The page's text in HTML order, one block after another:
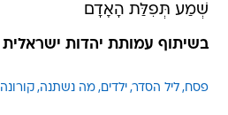
שְׁמַע תְּפִלַּת הָאָדָם
בשיתוף עמותת יהדות ישראלית
פסח ליל הסדר ילדים מה נשתנה קורונה